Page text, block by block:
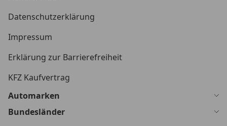
Datenschutzerklärung
Impressum
Erklärung zur Barrierefreiheit
KFZ Kaufvertrag
Automarken
Bundesländer